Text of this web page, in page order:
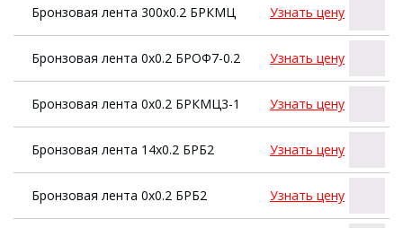
Бронзовая лента 300х0.2 БРКМЦ Узнать цену
Бронзовая лента 0х0.2 БРОФ7-0.2 Узнать цену
Бронзовая лента 0х0.2 БРКМЦ3-1 Узнать цену
Бронзовая лента 14х0.2 БРБ2 Узнать цену
Бронзовая лента 0х0.2 БРБ2 Узнать цену